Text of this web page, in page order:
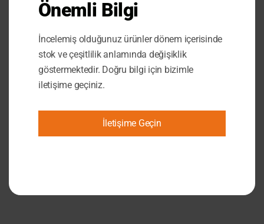
Önemli Bilgi
İncelemiş olduğunuz ürünler dönem içerisinde
stok ve çeşitlilik anlamında değişiklik
göstermektedir. Doğru bilgi için bizimle
iletişime geçiniz.
İletişime Geçin